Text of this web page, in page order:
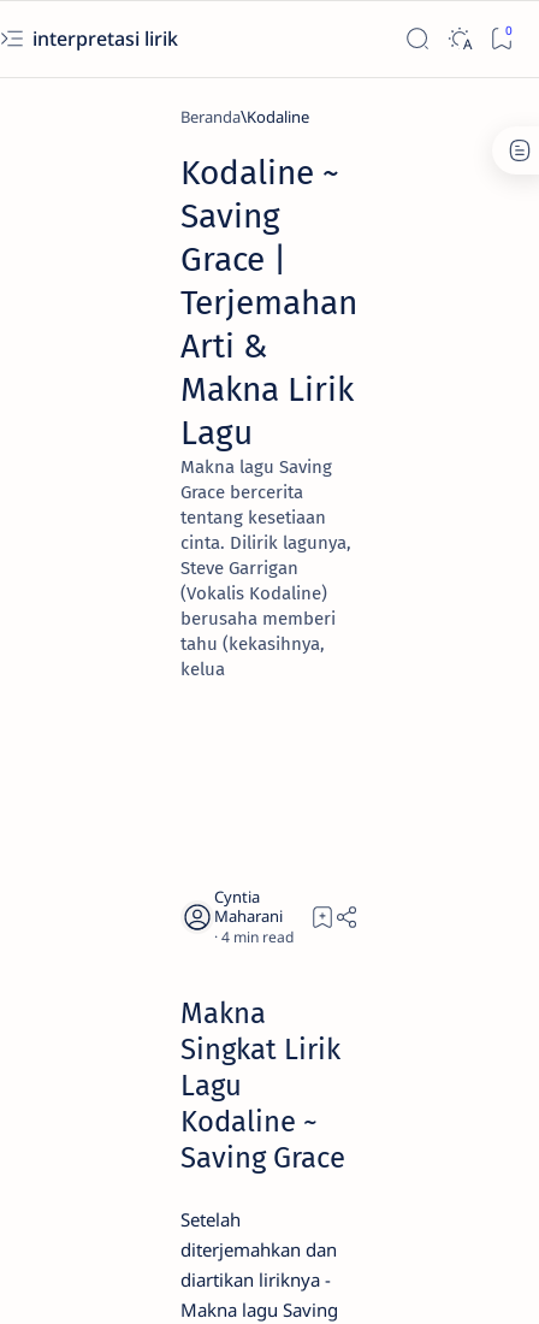
interpretasi lirik
Beranda Kodaline
Kodaline ~
Saving
Grace |
Terjemahan
Arti &
Makna Lirik
Lagu
Makna lagu Saving
Grace bercerita
tentang kesetiaan
cinta. Dilirik lagunya,
Steve Garrigan
(Vokalis Kodaline)
berusaha memberi
tahu (kekasihnya,
kelua
4
Makna
Singkat Lirik
Lagu
Kodaline ~
Saving Grace
Setelah
diterjemahkan dan
diartikan liriknya -
Makna lagu Saving